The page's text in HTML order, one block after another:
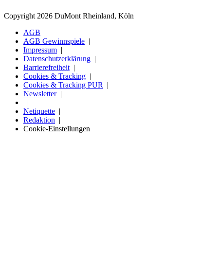
Copyright 2026 DuMont Rheinland, Köln
AGB
AGB Gewinnspiele
Impressum
Datenschutzerklärung
Barrierefreiheit
Cookies & Tracking
Cookies & Tracking PUR
Newsletter
Netiquette
Redaktion
Cookie-Einstellungen